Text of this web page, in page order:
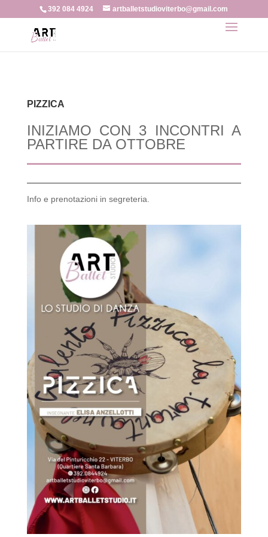
392 084 4924 artballetstudioviterbo@gmail.com
PIZZICA
INIZIAMO CON 3 INCONTRI A
PARTIRE DA OTTOBRE
Info e prenotazioni in segreteria.